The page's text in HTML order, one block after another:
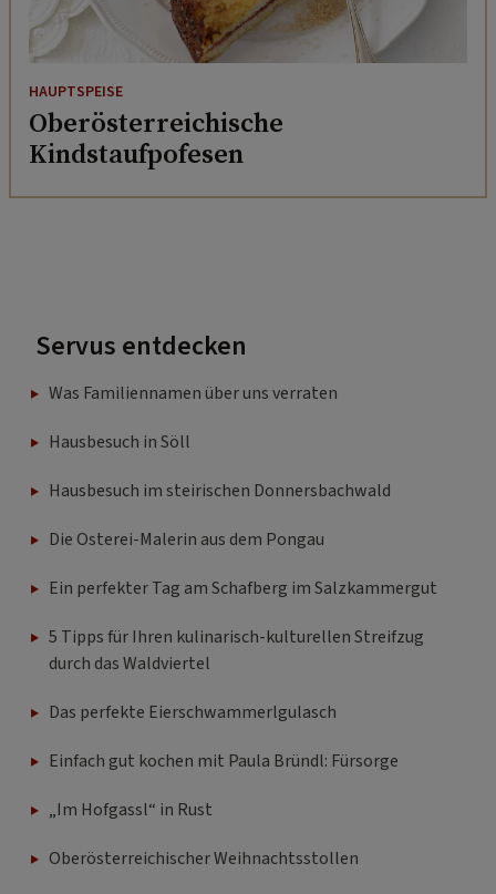
HAUPTSPEISE
Oberösterreichische
Kindstaufpofesen
Servus entdecken
Was Familiennamen über uns verraten
Hausbesuch in Söll
Hausbesuch im steirischen Donnersbachwald
Die Osterei-Malerin aus dem Pongau
Ein perfekter Tag am Schafberg im Salzkammergut
5 Tipps für Ihren kulinarisch-kulturellen Streifzug
durch das Waldviertel
Das perfekte Eierschwammerlgulasch
Einfach gut kochen mit Paula Bründl: Fürsorge
„Im Hofgassl“ in Rust
Oberösterreichischer Weihnachtsstollen